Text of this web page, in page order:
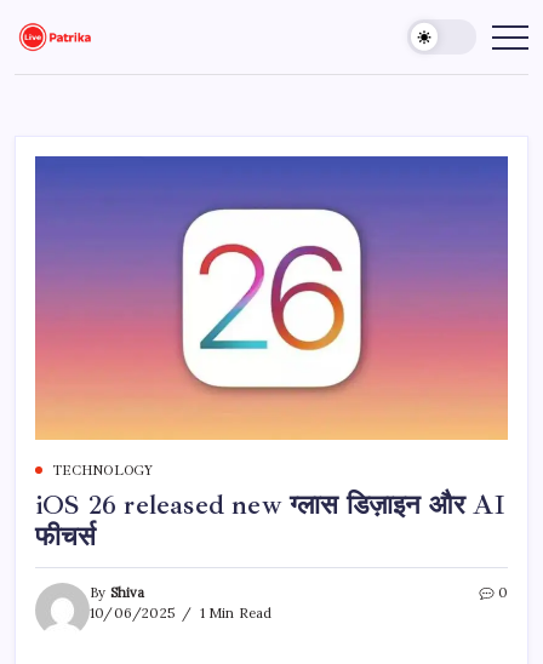
content
Live
Patrika
Breaking
Latest
TECHNOLOGY
iOS 26 released new ग्लास डिज़ाइन और AI
फीचर्स
By Shiva
10/06/2025
1 Min Read
0